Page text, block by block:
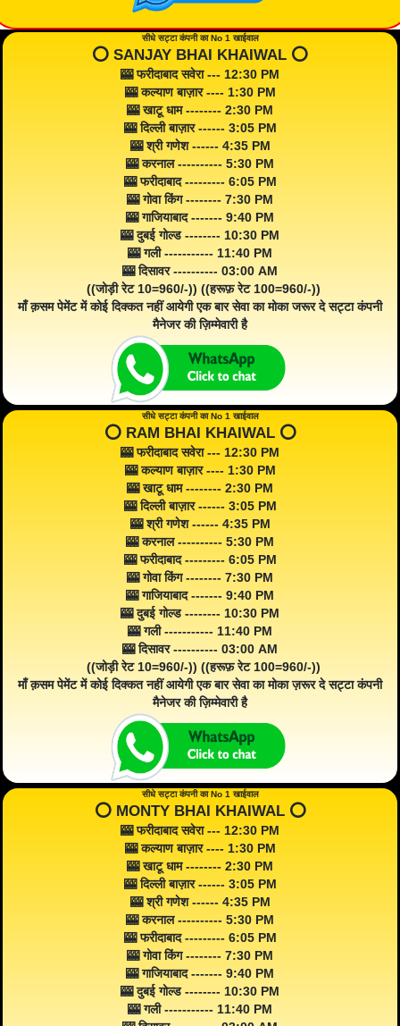
सीधे सट्टा कंपनी का No 1 खाईवाल
⭕️ SANJAY BHAI KHAIWAL ⭕️
🎰 फरीदाबाद सवेरा --- 12:30 PM
🎰 कल्याण बाज़ार ---- 1:30 PM
🎰 खाटू धाम -------- 2:30 PM
🎰 दिल्ली बाज़ार ------ 3:05 PM
🎰 श्री गणेश ------ 4:35 PM
🎰 करनाल ---------- 5:30 PM
🎰 फरीदाबाद --------- 6:05 PM
🎰 गोवा किंग -------- 7:30 PM
🎰 गाजियाबाद ------- 9:40 PM
🎰 दुबई गोल्ड -------- 10:30 PM
🎰 गली ----------- 11:40 PM
🎰 दिसावर ---------- 03:00 AM
((जोड़ी रेट 10=960/-)) ((हरूफ़ रेट 100=960/-))
माँ क़सम पेमेंट में कोई दिक्कत नहीं आयेगी एक बार सेवा का मोका जरूर दे सट्टा कंपनी
मैनेजर की ज़िम्मेवारी है
सीधे सट्टा कंपनी का No 1 खाईवाल
⭕️ RAM BHAI KHAIWAL ⭕️
🎰 फरीदाबाद सवेरा --- 12:30 PM
🎰 कल्याण बाज़ार ---- 1:30 PM
🎰 खाटू धाम -------- 2:30 PM
🎰 दिल्ली बाज़ार ------ 3:05 PM
🎰 श्री गणेश ------ 4:35 PM
🎰 करनाल ---------- 5:30 PM
🎰 फरीदाबाद --------- 6:05 PM
🎰 गोवा किंग -------- 7:30 PM
🎰 गाजियाबाद ------- 9:40 PM
🎰 दुबई गोल्ड -------- 10:30 PM
🎰 गली ----------- 11:40 PM
🎰 दिसावर ---------- 03:00 AM
((जोड़ी रेट 10=960/-)) ((हरूफ़ रेट 100=960/-))
माँ क़सम पेमेंट में कोई दिक्कत नहीं आयेगी एक बार सेवा का मोका ज़रूर दे सट्टा कंपनी
मैनेजर की ज़िम्मेवारी है
सीधे सट्टा कंपनी का No 1 खाईवाल
⭕️ MONTY BHAI KHAIWAL ⭕️
🎰 फरीदाबाद सवेरा --- 12:30 PM
🎰 कल्याण बाज़ार ---- 1:30 PM
🎰 खाटू धाम -------- 2:30 PM
🎰 दिल्ली बाज़ार ------ 3:05 PM
🎰 श्री गणेश ------ 4:35 PM
🎰 करनाल ---------- 5:30 PM
🎰 फरीदाबाद --------- 6:05 PM
🎰 गोवा किंग -------- 7:30 PM
🎰 गाजियाबाद ------- 9:40 PM
🎰 दुबई गोल्ड -------- 10:30 PM
🎰 गली ----------- 11:40 PM